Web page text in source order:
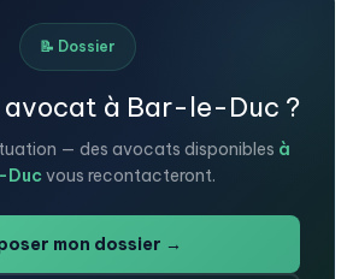
📝 Dossier
avocat à Bar-le-Duc ?
— des avocats disponibles à
vous recontacteront.
mon dossier →